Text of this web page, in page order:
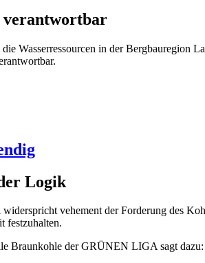
verantwortbar
Wasserressourcen in der Bergbauregion
Logik
vehement der Forderung des
festzuhalten.
Braunkohle der GRÜNEN LIGA sagt dazu: